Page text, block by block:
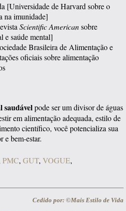
[Universidade de Harvard sobre o
na imunidade]
Scientific Americansobre
e saúde mental]
Brasileira de Alimentação e
oficiais sobre alimentação
saudávelpode ser um divisor de águas
em alimentação adequada, estilo de
científico, você potencializa sua
e bem-estar.
PMC, GUT, VOGUE,
Cedido por: ©Mais Estilo de Vida